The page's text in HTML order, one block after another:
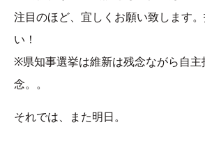
注目のほど、宜しくお願い致します
い！
※県知事選挙は維新は残念ながら自主
念。。
それでは、また明日。